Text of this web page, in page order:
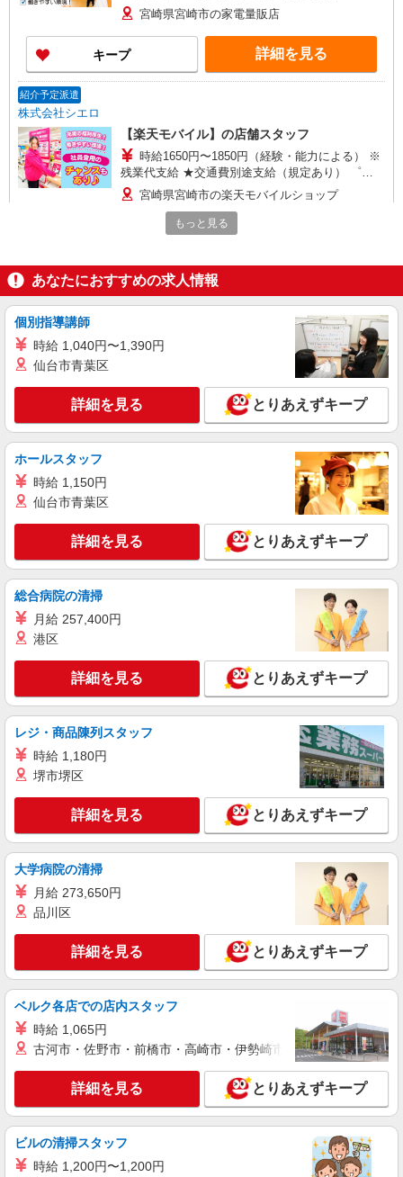
+゜・。○。・゜+゜・。○。・゜+゜ 入社祝い金10
万円支給(規定有) お友達を紹介頂くと, インセンテ
ィブ支給(規定有) ★月2回払い・週払い可能（規程
有）★ ゜・。○。・゜+゜・。○。・゜+゜
宮崎県宮崎市の家電量販店
キープ 詳細を見る
紹介予定派遣
株式会社シエロ
【楽天モバイル】の店舗スタッフ
時給1650円〜1850円（経験・能力による） ※
残業代支給 ★交通費別途支給（規定あり） ゜
+゜・。○。・゜+゜・。○。・゜+゜ 入社祝い金10
万円支給(規定有) お友達を紹介頂くと, インセンテ
ィブ支給(規定有) ★月2回払い・週払い可能（規程
有）★ ゜・。○。・゜+゜・。○。・゜+゜
宮崎県宮崎市の楽天モバイルショップ
派遣社員
株式会社シエロ
時給1300円〜1400円（経験・能力による） ※
残業代支給 ★交通費別途支給（規定あり） ゜
+゜・。○。・゜+゜・。○。・゜+゜ 入社祝い金10
万円支給(規定有) お友達を紹介頂くと, インセンテ
ィブ支給(規定有) ★月2回払い・週払い可能（規程
有）★ ゜・。○。・゜+゜・。○。・゜+゜
宮崎県宮崎市のdocomoショップ
キープ 詳細を見る
紹介予定派遣
株式会社シエロ
時給1400円〜 ※残業代支給 ★交通費別途支給
（規定あり） ゜+゜・。○。・゜+゜・。○。・゜
+゜ 入社祝い金10万円支給(規定有) お友達を紹介
頂くと, インセンティブ支給(規定有) ★月2回払
い・週払い可能（規程有）★ ゜・。○。・゜
宮崎県宮崎市のapple専門店
キープ 詳細を見る
紹介予定派遣
携帯販売スタッフ【Y!mobile】
時給1400円〜1450円（経験・能力による） ※
残業代支給 ★交通費別途支給（規定あり） ゜
+゜・。○。・゜+゜・。○。・゜+゜ 入社祝い金10
有）★ ゜・。○。・゜+゜・。○。・゜+゜
宮崎県宮崎市の家電量販店
詳細を見る
株式会社シエロ
大人気のApple店舗スタッフ
時給1400円〜 ※残業代支給 ★交通費別途支給
（規定あり） ゜+゜・。○。・゜+゜・。○。・゜
頂くと, インセンティブ支給(規定有) ★月2回払
い・週払い可能（規程有）★ ゜・。○。・゜
+゜・。○。・゜+゜
キープ 詳細を見る
紹介予定派遣
【docomo】の携帯販売スタッフ
時給1300円〜1400円（経験・能力による） ※
残業代支給 ★交通費別途支給（規定あり） ゜
+゜・。○。・゜+゜・。○。・゜+゜ 入社祝い金10
万円支給(規定有) お友達を紹介頂くと, インセンテ
ィブ支給(規定有) ★月2回払い・週払い可能（規程
有）★ ゜・。○。・゜+゜・。○。・゜+゜
宮崎県宮崎市のdocomoショップ
キープ 詳細を見る
もっと見る
あなたにおすすめの求人情報
個別指導講師
時給 1,040円〜1,390円
仙台市青葉区
詳細を見る とりあえずキープ
ホールスタッフ
時給 1,150円
仙台市青葉区
詳細を見る とりあえずキープ
総合病院の清掃
月給 257,400円
港区
詳細を見る とりあえずキープ
レジ・商品陳列スタッフ
時給 1,180円
堺市堺区
詳細を見る とりあえずキープ
大学病院の清掃
月給 273,650円
品川区
詳細を見る とりあえずキープ
ベルク各店での店内スタッフ
時給 1,065円
古河市・佐野市・前橋市・高崎市・伊勢崎市・太田市・館林市
詳細を見る とりあえずキープ
ビルの清掃スタッフ
時給 1,200円〜1,200円